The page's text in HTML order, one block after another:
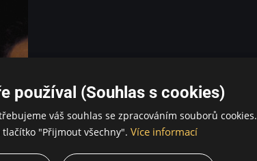
používal (Souhlas s cookies)
váš souhlas se zpracováním souborů cookies.
"Přijmout všechny". Více informací